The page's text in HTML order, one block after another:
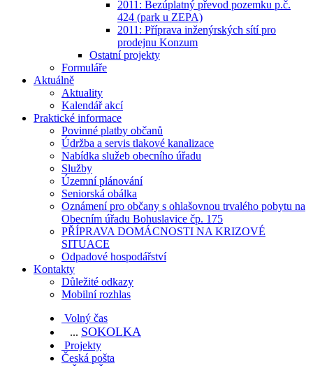
2011: Bezúplatný převod pozemku p.č.
424 (park u ZEPA)
2011: Příprava inženýrských sítí pro
prodejnu Konzum
Ostatní projekty
Formuláře
Aktuálně
Aktuality
Kalendář akcí
Praktické informace
Povinné platby občanů
Údržba a servis tlakové kanalizace
Nabídka služeb obecního úřadu
Služby
Územní plánování
Seniorská obálka
Oznámení pro občany s ohlašovnou trvalého pobytu na
Obecním úřadu Bohuslavice čp. 175
PŘÍPRAVA DOMÁCNOSTI NA KRIZOVÉ
SITUACE
Odpadové hospodářství
Kontakty
Důležité odkazy
Mobilní rozhlas
Volný čas
... SOKOLKA
Projekty
Česká pošta